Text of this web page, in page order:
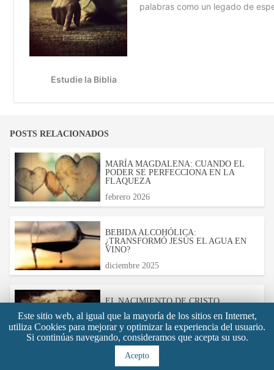
POSTS RELACIONADOS
MARÍA MAGDALENA: CUANDO EL
PODER SE PERFECCIONA EN LA
FLAQUEZA
febrero 2026
BEBIDA ALCOHÓLICA:
¿TRANSFORMÓ JESÚS EL AGUA EN
VINO?
diciembre 2025
EL NACIMIENTO DE CRISTO
diciembre 2025
Este sitio web, al igual que la mayoría de los sitios en Internet,
utiliza Cookies para mejorar y optimizar la experiencia del usuario.
Si continúas navegando, consideramos que acepta su uso.
Acepto